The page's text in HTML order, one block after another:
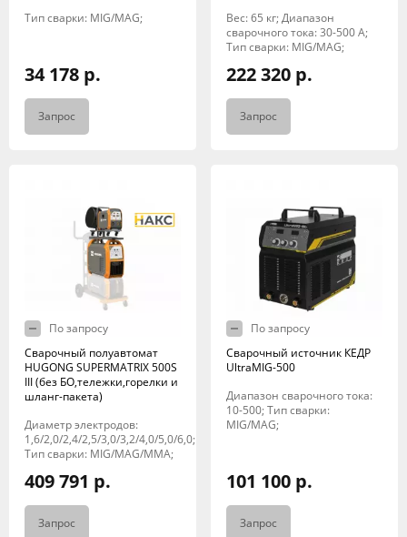
Тип сварки: MIG/MAG;
34 178 р.
Запрос
Вес: 65 кг; Диапазон
сварочного тока: 30-500 А;
Тип сварки: MIG/MAG;
222 320 р.
Запрос
По запросу
Сварочный полуавтомат
HUGONG SUPERMATRIX 500S
III (без БО,тележки,горелки и
шланг-пакета)
Диаметр электродов:
1,6/2,0/2,4/2,5/3,0/3,2/4,0/5,0/6,0;
Тип сварки: MIG/MAG/MMA;
409 791 р.
Запрос
По запросу
Сварочный источник КЕДР
UltraMIG-500
Диапазон сварочного тока:
10-500; Тип сварки:
MIG/MAG;
101 100 р.
Запрос